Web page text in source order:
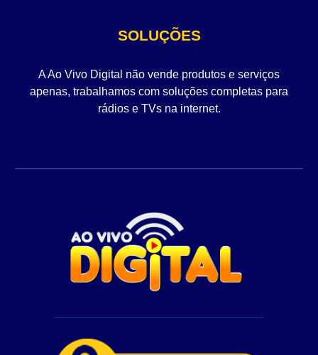
SOLUÇÕES
A Ao Vivo Digital não vende produtos e serviços
apenas, trabalhamos com soluções completas para
rádios e TVs na internet.